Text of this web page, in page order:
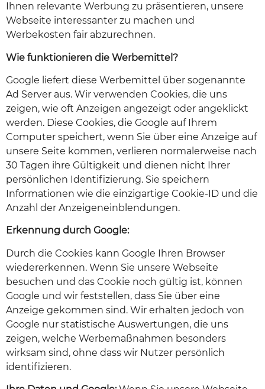
Ihnen relevante Werbung zu präsentieren, unsere
Webseite interessanter zu machen und
Werbekosten fair abzurechnen.
Wie funktionieren die Werbemittel?
Google liefert diese Werbemittel über sogenannte
Ad Server aus. Wir verwenden Cookies, die uns
zeigen, wie oft Anzeigen angezeigt oder angeklickt
werden. Diese Cookies, die Google auf Ihrem
Computer speichert, wenn Sie über eine Anzeige auf
unsere Seite kommen, verlieren normalerweise nach
30 Tagen ihre Gültigkeit und dienen nicht Ihrer
persönlichen Identifizierung. Sie speichern
Informationen wie die einzigartige Cookie-ID und die
Anzahl der Anzeigeneinblendungen.
Erkennung durch Google:
Durch die Cookies kann Google Ihren Browser
wiedererkennen. Wenn Sie unsere Webseite
besuchen und das Cookie noch gültig ist, können
Google und wir feststellen, dass Sie über eine
Anzeige gekommen sind. Wir erhalten jedoch von
Google nur statistische Auswertungen, die uns
zeigen, welche Werbemaßnahmen besonders
wirksam sind, ohne dass wir Nutzer persönlich
identifizieren.